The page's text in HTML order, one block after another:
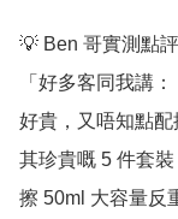
💡 Ben 哥實測點評
「好多客同我講
好貴，又唔知點
其珍貴嘅 5 件套
擦 50ml 大容量反